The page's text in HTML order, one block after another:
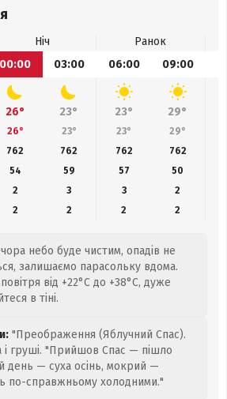
Ніч
Ранок
00:00
03:00 06:00 09:00
26° 23° 23° 29°
26° 23° 23° 29°
762
762 762 762
54
59 57 50
2
3 3
2
2
2 2 2
небо буде чистим, опадів не
залишаємо парасольку вдома.
від +22°C до +38°C, дуже
в тіні.
"Преображення (Яблучний Спас).
і груші. "Прийшов Спас — пішло
день — суха осінь, мокрий —
по-справжньому холодними."